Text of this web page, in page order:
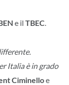
e il TBEC.
Italia è in grado
Ciminelloe